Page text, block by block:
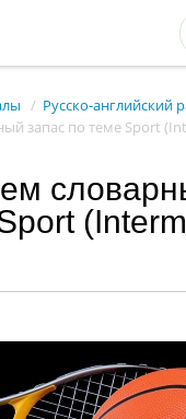
Русско-английский
запас по теме Sport